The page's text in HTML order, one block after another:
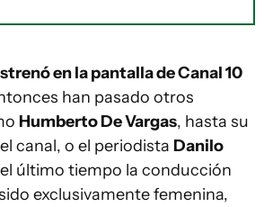
en la pantalla de Canal 10
han pasado otros
Humberto De Vargas, hasta su
canal, o el periodista Danilo
último tiempo la conducción
exclusivamente femenina,